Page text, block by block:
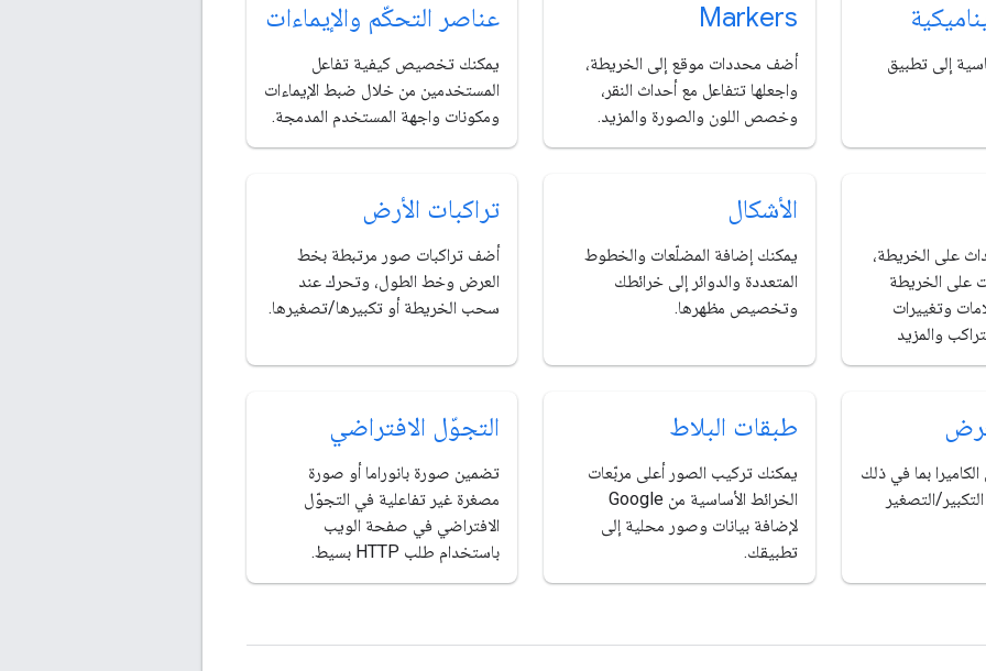
إلى تطبيق
Markers
أضف محددات موقع إلى الخريطة،
واجعلها تتفاعل مع أحداث النقر،
وخصص اللون والصورة والمزيد.
عناصر التحكّم والإيماءات
يمكنك تخصيص كيفية تفاعل
المستخدمين من خلال ضبط الإيماءات
ومكونات واجهة المستخدم المدمجة.
على الخريطة،
على الخريطة
وتغييرات
والمزيد
الأشكال
يمكنك إضافة المضلّعات والخطوط
المتعددة والدوائر إلى خرائطك
وتخصيص مظهرها.
تراكبات الأرض
أضف تراكبات صور مرتبطة بخط
العرض وخط الطول، وتحرك عند
سحب الخريطة أو تكبيرها/تصغيرها.
بما في ذلك
التصغير
طبقات البلاط
يمكنك تركيب الصور أعلى مربّعات
الخرائط الأساسية من Google
لإضافة بيانات وصور محلية إلى
تطبيقك.
التجوّل الافتراضي
تضمين صورة بانوراما أو صورة
مصغرة غير تفاعلية في التجوّل
الافتراضي في صفحة الويب
باستخدام طلب HTTP بسيط.